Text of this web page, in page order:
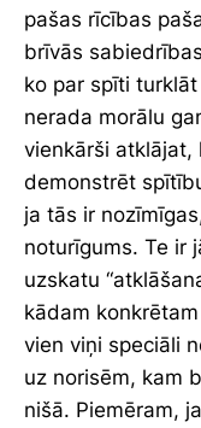
pašas rīcības
brīvās
ko par spīti
nerada morālu
vienkārši atklājat,
demonstrēt
ja tās ir
noturīgums. Te ir
uzskatu
kādam
vien viņi speciāli
uz norisēm, kam
nišā. Piemēram,